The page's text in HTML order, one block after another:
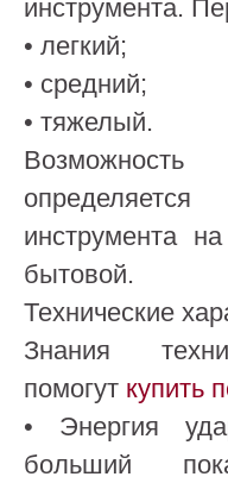
инструмента.
• легкий;
• средний;
• тяжелый.
инструмента
бытовой.
Технические
Знания
помогут купить
• Энергия
больший